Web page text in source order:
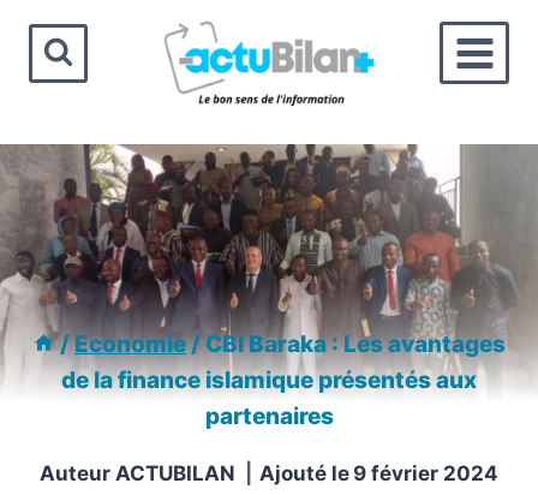
contenu
/Economie/CBI Baraka : Les avantages
de la finance islamique présentés aux
partenaires
Auteur ACTUBILAN Ajouté le 9 février 2024